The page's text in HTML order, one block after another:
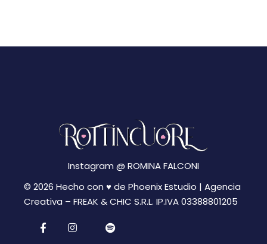
Instagram @ ROMINA FALCONI
© 2026 Hecho con ♥ de Phoenix Estudio | Agencia
Creativa –FREAK & CHIC S.R.L. IP.IVA 03388801205